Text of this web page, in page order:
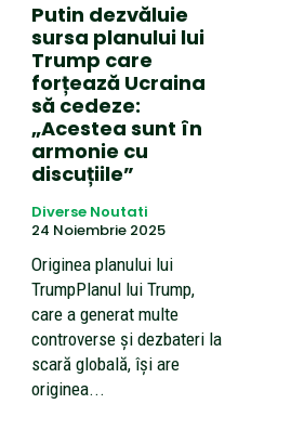
Putin dezvăluie
sursa planului lui
Trump care
forțează Ucraina
să cedeze:
„Acestea sunt în
armonie cu
discuțiile”
Diverse Noutati
24 Noiembrie 2025
Originea planului lui
TrumpPlanul lui Trump,
care a generat multe
controverse și dezbateri la
scară globală, își are
originea...